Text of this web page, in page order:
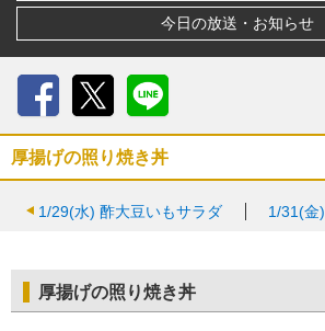
今日の放送・お知らせ
厚揚げの照り焼き丼
1/29(水) 酢大豆いもサラダ 1/31(金)
厚揚げの照り焼き丼